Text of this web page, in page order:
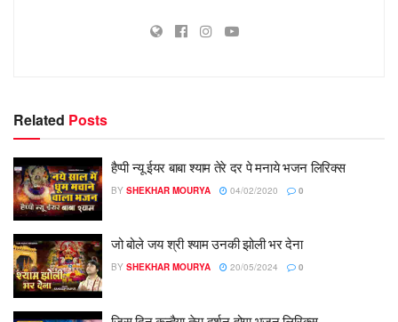
Related Posts
हैप्पी न्यू ईयर बाबा श्याम तेरे दर पे मनाये भजन लिरिक्स
BY SHEKHAR MOURYA 04/02/2020 0
जो बोले जय श्री श्याम उनकी झोली भर देना
BY SHEKHAR MOURYA 20/05/2024 0